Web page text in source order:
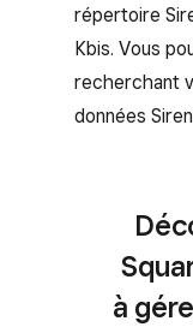
répertoire
Kbis. Vous
recherchant
données
à